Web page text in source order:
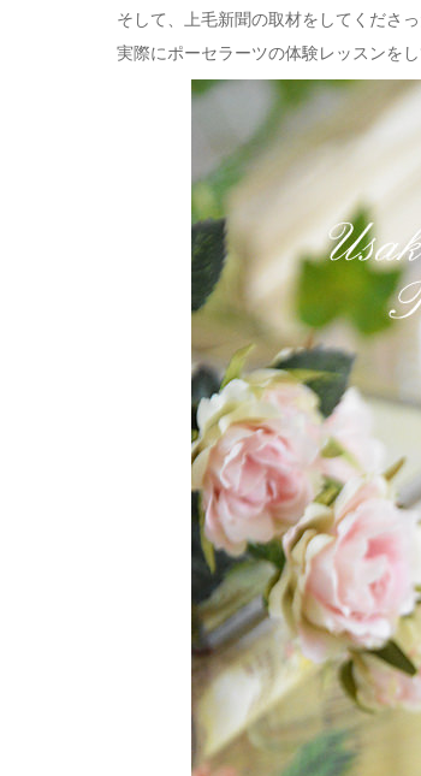
そして、上毛新聞の取材をしてくださっ
実際にポーセラーツの体験レッスンを